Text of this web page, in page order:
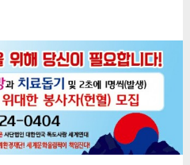
독도사랑 세계연대 &한민족 &세
니
밴드명을 검색해 가입
8824-0404번>-----------------
들어 간다!><세계평화! 미래 희